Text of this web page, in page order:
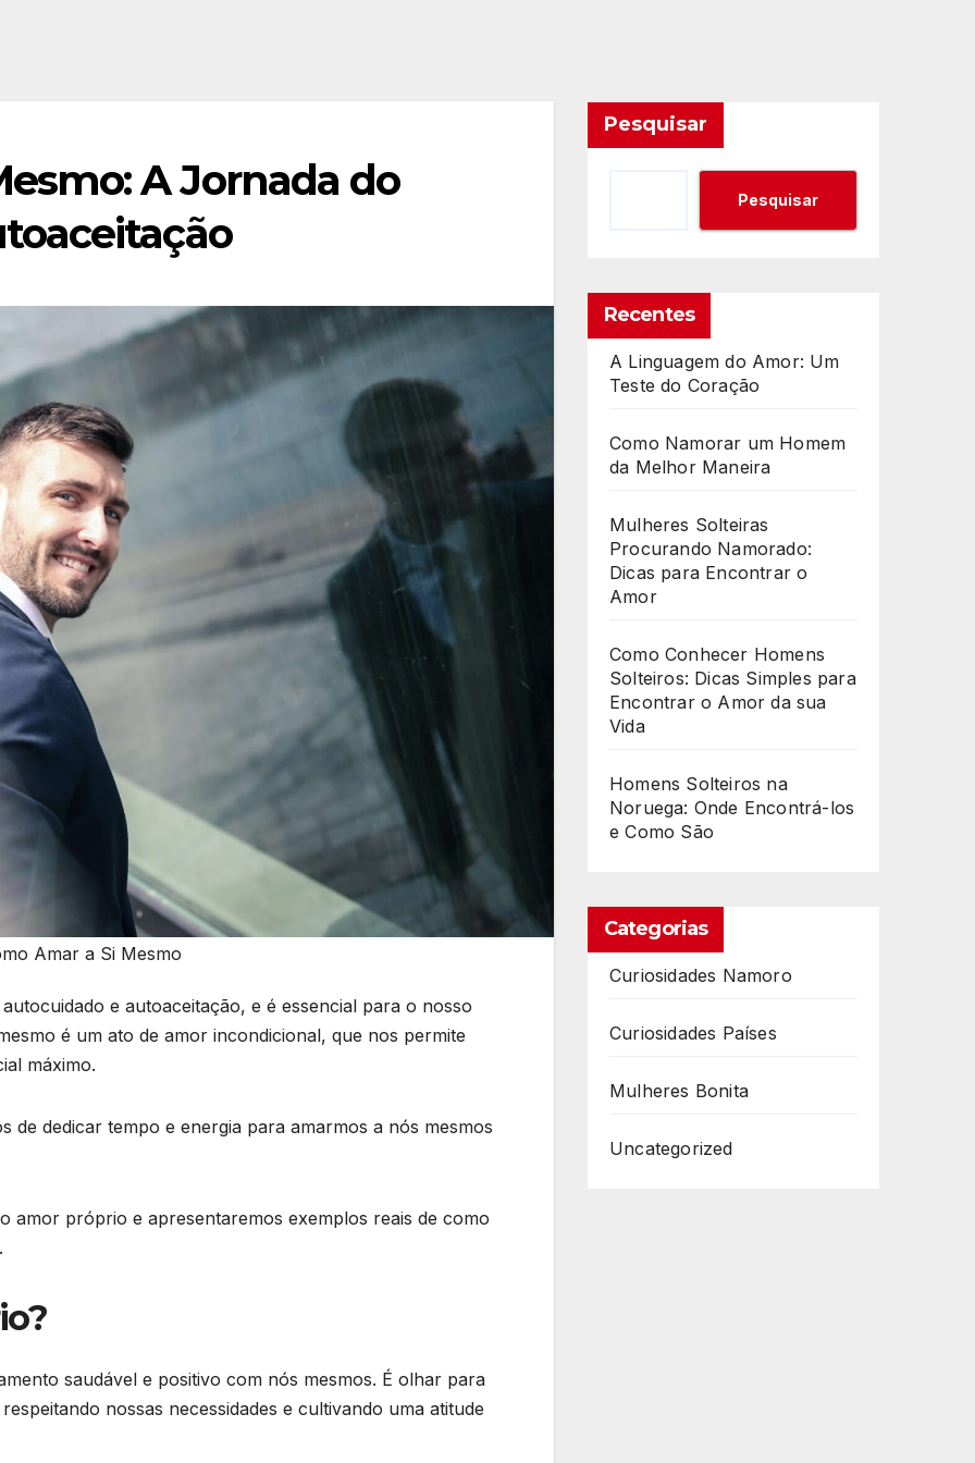
A Jornada do
Amar a Si Mesmo
e autoaceitação, e é essencial para o nosso
é um ato de amor incondicional, que nos permite
máximo.
de dedicar tempo e energia para amarmos a nós mesmos
amor próprio e apresentaremos exemplos reais de como
saudável e positivo com nós mesmos. É olhar para
nossas necessidades e cultivando uma atitude
Pesquisar
Pesquisar
Recentes
A Linguagem do Amor: Um
Teste do Coração
Como Namorar um Homem
da Melhor Maneira
Mulheres Solteiras
Procurando Namorado:
Dicas para Encontrar o
Amor
Como Conhecer Homens
Solteiros: Dicas Simples para
Encontrar o Amor da sua
Vida
Homens Solteiros na
Noruega: Onde Encontrá-los
e Como São
Categorias
Curiosidades Namoro
Curiosidades Países
Mulheres Bonita
Uncategorized